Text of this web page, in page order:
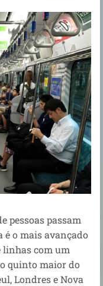
pessoas passam
é o mais avançado
linhas com um
quinto maior do
Londres e Nova